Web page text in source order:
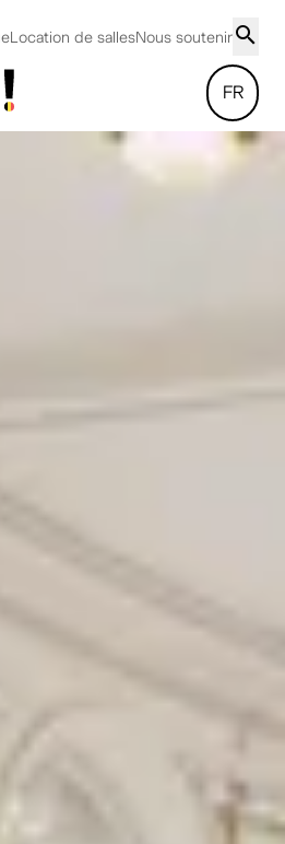
Location de sallesNous soutenir
FR